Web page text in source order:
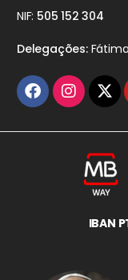
NIF: 505 152 304
Delegações:
IBAN